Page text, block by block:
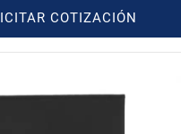
COTIZACIÓN